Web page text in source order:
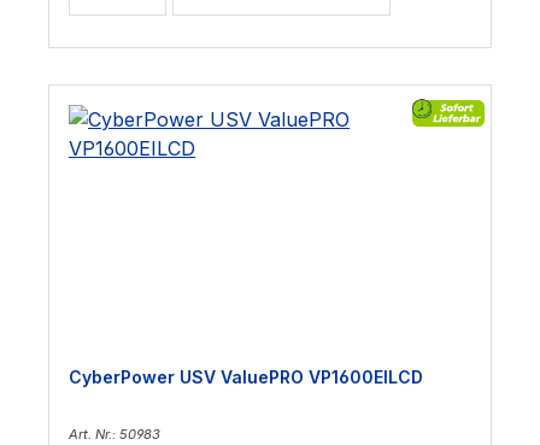
CyberPower USV ValuePRO VP1600EILCD
Art. Nr.: 50983